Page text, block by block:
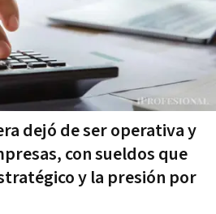
dejó de ser operativa y
con sueldos que
y la presión por